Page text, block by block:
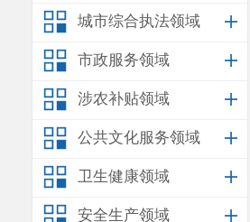
城市综合执法领域
市政服务领域
涉农补贴领域
公共文化服务领域
卫生健康领域
安全生产领域